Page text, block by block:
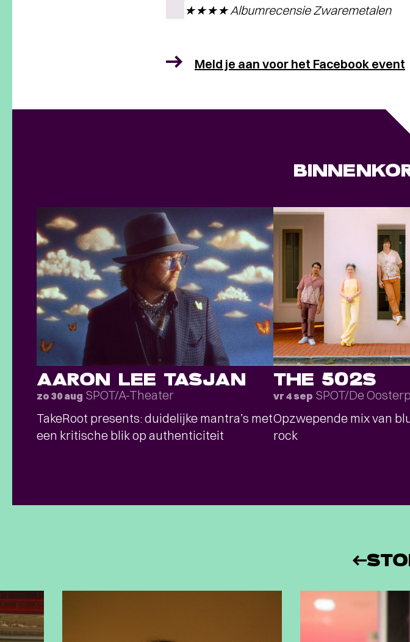
★★★★ Albumrecensie Zwaremetalen
Meld je aan voor het Facebook event
AARON LEE TASJAN
zo 30 aug SPOT/A-Theater
TakeRoot presents: duidelijke mantra’s met
een kritische blik op authenticiteit
THE 502S
vr 4 sep SPOT/De
Opzwepende mix van
rock